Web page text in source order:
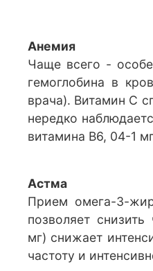
Анемия
Чаще всего -
гемоглобина в
врача). Витамин С
нередко
витамина В6, 04-1
Астма
Прием омега-3-
позволяет
мг) снижает
частоту и